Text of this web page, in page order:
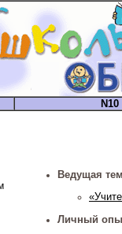
Ведущая
Личный